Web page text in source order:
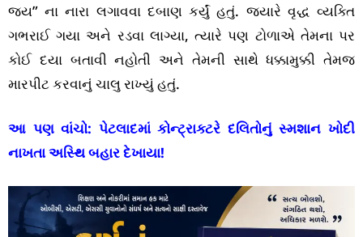
જય” ના નારા લગાવવા દબાણ કર્યું હતું. જ્યારે વૃદ્ધ વ્યક્તિ
ગભરાઈ ગયા અને રડવા લાગ્યા, ત્યારે પણ ટોળાએ તેમના પર
કોઈ દયા બતાવી નહોતી અને તેમની સાથે ધક્કામુક્કી તેમજ
મારપીટ કરવાનું ચાલુ રાખ્યું હતું.
આ પણ વાંચો: પેટલાદમાં કોન્ટ્રાક્ટરે દલિતોનું સ્મશાન ખોદી
નાખતા અસ્થિ બહાર દેખાયા!